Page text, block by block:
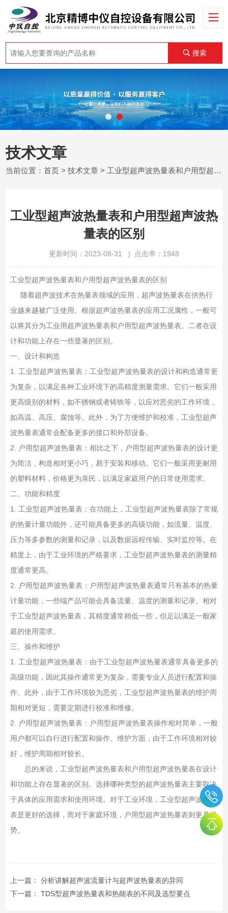
搜索
技术文章
当前位置：首页 >技术文章 > 工业型超声波热量表和户用型超声波热量表的区别
工业型超声波热量表和户用型超声波热
量表的区别
更新时间：2023-08-31 | 点击率：1948
工业型超声波热量表和户用型超声波热量表的区别
随着超声波技术在热量表领域的应用，超声波热量表在供热行
业越来越被广泛使用。根据超声波热量表的应用工况属性，一般可
以将其分为工业用超声波热量表和户用型超声波热量表。二者在设
计和功能上存在一些显著的区别。
一、设计和构造
1. 工业型超声波热量表：工业型超声波热量表的设计和构造通常更
为复杂，以满足各种工业环境下的高精度测量需求。它们一般采用
更高级别的材料，如不锈钢或者铸铁等，以应对恶劣的工作环境，
如高温、高压、腐蚀等。此外，为了方便维护和校准，工业型超声
波热量表通常会配备更多的接口和外部设备。
2. 户用型超声波热量表：相比之下，户用型超声波热量表的设计更
为简洁，构造相对更小巧，易于安装和移动。它们一般采用更耐用
的塑料材料，价格更为亲民，以满足家庭用户的日常使用需求。
二、功能和精度
1. 工业型超声波热量表：在功能上，工业型超声波热量表除了常规
的热量计量功能外，还可能具备更多的高级功能，如流量、温度、
压力等多参数的测量和记录，以及数据远程传输、实时监控等。在
精度上，由于工业环境的严格要求，工业型超声波热量表的测量精
度通常更高。
2. 户用型超声波热量表：户用型超声波热量表通常只有基本的热量
计量功能，一些端产品可能会具备流量、温度的测量和记录。相对
于工业型超声波热量表，其精度通常稍低一些，但足以满足一般家
庭的使用需求。
三、操作和维护
1. 工业型超声波热量表：由于工业型超声波热量表通常具备更多的
高级功能，因此其操作通常更为复杂，需要专业人员进行配置和操
作。此外，由于工作环境较为恶劣，工业型超声波热量表的维护周
期相对更短，需要定期进行校准和维修。
2. 户用型超声波热量表：户用型超声波热量表操作相对简单，一般
用户都可以自行进行配置和操作。维护方面，由于工作环境相对较
好，维护周期相对较长。
总的来说，工业型超声波热量表和户用型超声波热量表在设计
和功能上存在显著的区别。选择哪种类型的超声波热量表主要取决
于具体的应用需求和使用环境。对于工业环境，工业型超声波热量
表是更好的选择，而对于家庭环境，户用型超声波热量表则更具优
势。
上一篇： 分析讲解超声波流量计与超声波热量表的异同
下一篇： TDS型超声波热量表和热能表的不同及选型要点